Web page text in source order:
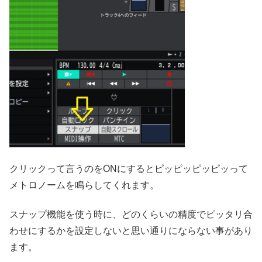
クリックって言うのをONにするとピッピッピッピッって
メトロノームを鳴らしてくれます。
スナップ機能を使う時に、どのくらいの精度でピッタリ合
わせにするかを設定しないと思い通りにならない事があり
ます。